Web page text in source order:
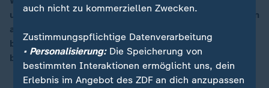
und sich nach italienischem Urlaubsfeeling sehnt, kann
auch in Potsdam fündig werden: Potsdam-Besucher
bestätigen, die Stadt-Architektur zeigt auch "ein
bisschen Rom" in der brandenburgischen Provinz.
auch nicht zu kommerziellen Zwecken.
Zustimmungspflichtige Datenverarbeitung
• Personalisierung:Die Speicherung von
bestimmten Interaktionen ermöglicht uns, dein
Erlebnis im Angebot des ZDF an dich anzupassen